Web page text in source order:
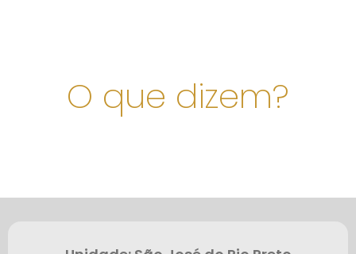
O que dizem?